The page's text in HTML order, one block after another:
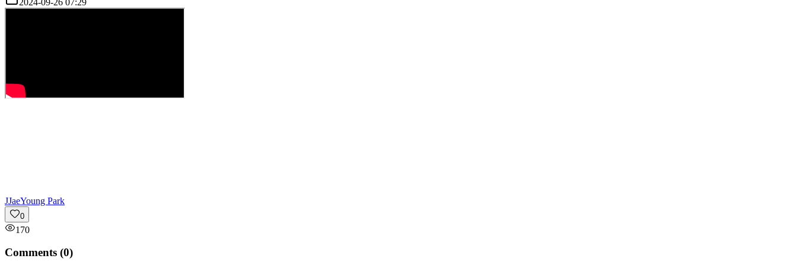
JJaeYoung Park
0
170
Comments (0)